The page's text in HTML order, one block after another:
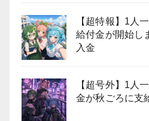
【超特報】1人
給付金が開始し
入金
【超号外】1人
金が秋ごろに支